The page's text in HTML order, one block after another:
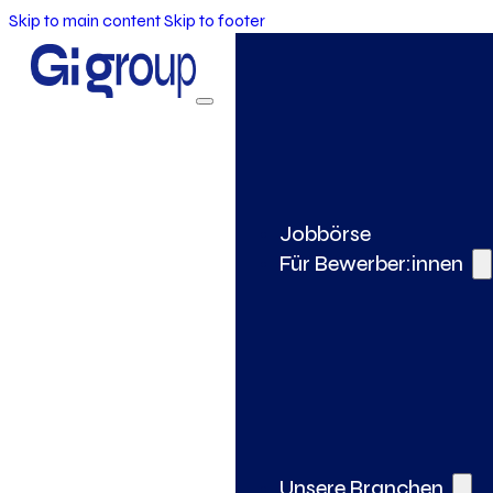
Skip to main contentSkip to footer
Jobbörse
Für Bewerber:innen